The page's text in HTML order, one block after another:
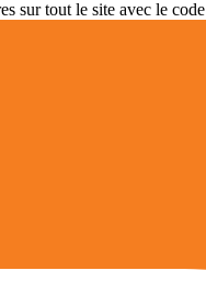
sur tout le site avec le code